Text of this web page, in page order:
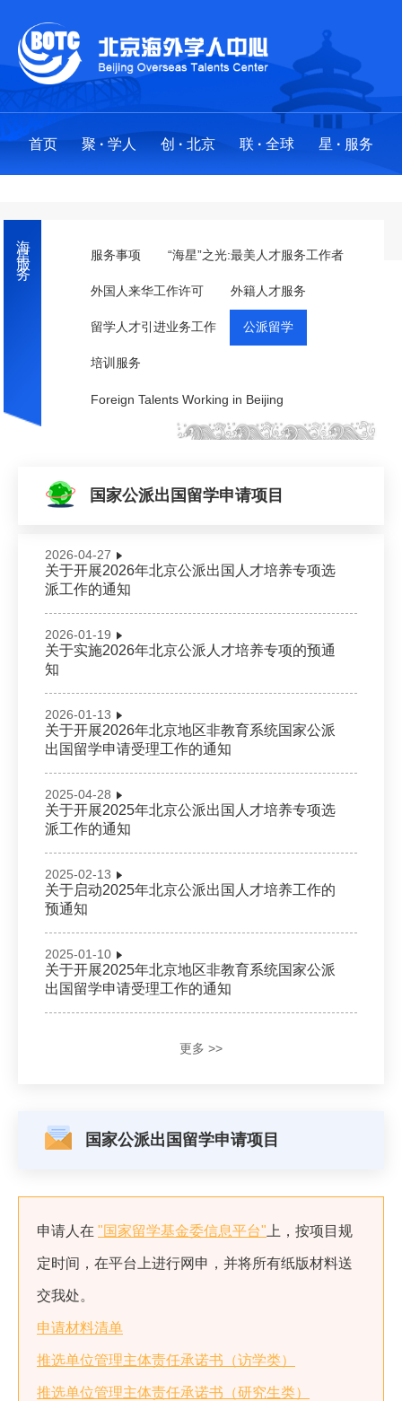
首页 聚 · 学人
求才聚贤
人才项目
创 · 北京
政策法规
创业地图
联 · 全球
全球布局
创新基地
星 · 服务
服务事项
“海星”之光:最美人才服务工作者
Foreign Talents Working in Beijing
海星服务 服务事项 “海星”之光:最美人才服务工作者
外国人来华工作许可 外籍人才服务
留学人才引进业务工作 公派留学
培训服务
Foreign Talents Working in Beijing
国家公派出国留学申请项目
2026-04-27
关于开展2026年北京公派出国人才培养专项选
派工作的通知
2026-01-19
关于实施2026年北京公派人才培养专项的预通
知
2026-01-13
关于开展2026年北京地区非教育系统国家公派
出国留学申请受理工作的通知
2025-04-28
关于开展2025年北京公派出国人才培养专项选
派工作的通知
2025-02-13
关于启动2025年北京公派出国人才培养工作的
预通知
2025-01-10
关于开展2025年北京地区非教育系统国家公派
出国留学申请受理工作的通知
更多 >>
国家公派出国留学申请项目
申请人在 "国家留学基金委信息平台" 上，按项目规
定时间，在平台上进行网申，并将所有纸版材料送
交我处。
申请材料清单
推选单位管理主体责任承诺书（访学类）
推选单位管理主体责任承诺书（研究生类）